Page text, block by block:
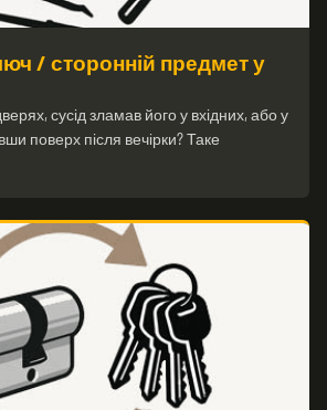
/ сторонній предмет у
сусід зламав його у вхідних, або у
поверх після вечірки? Таке